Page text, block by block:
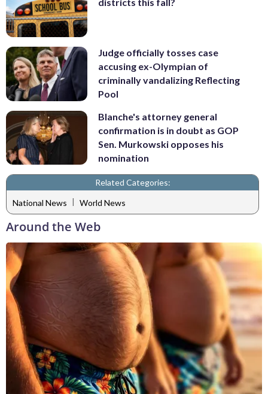
districts this fall?
Judge officially tosses case
accusing ex-Olympian of
criminally vandalizing Reflecting
Pool
Blanche's attorney general
confirmation is in doubt as GOP
Sen. Murkowski opposes his
nomination
Related Categories:
National News | World News
Around the Web